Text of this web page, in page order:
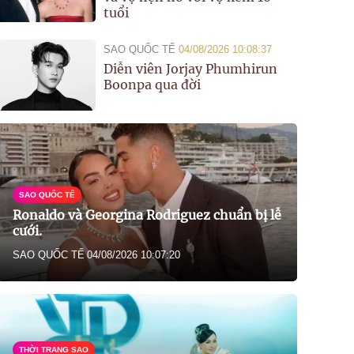
tuổi
SAO QUỐC TẾ 04/08/2026 10:08:37
Diễn viên Jorjay Phumhirun
Boonpa qua đời
SAO QUỐC TẾ
Ronaldo và Georgina Rodriguez chuẩn bị lễ
cưới.
SAO QUỐC TẾ 04/08/2026 10:07:20
THỜI TRANG SAO